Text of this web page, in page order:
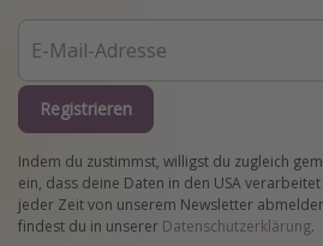
Registrieren
Indem du zustimmst, willigst du zugleich
ein, dass deine Daten in den USA
jeder Zeit von unserem Newsletter
findest du in unserer Datenschutzerklärung.